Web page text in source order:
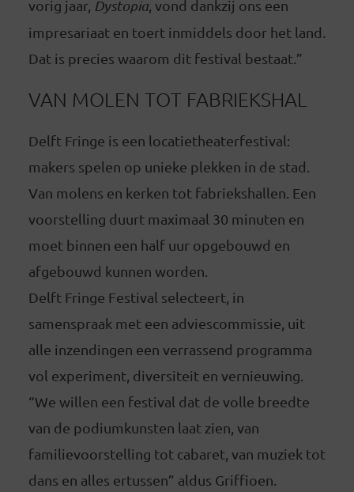
vorig jaar, Dystopia, vond dankzij ons een
impresariaat en toert inmiddels door het land.
Dat is precies waarom dit festival bestaat.”
VAN MOLEN TOT FABRIEKSHAL
Delft Fringe is een locatietheaterfestival:
makers spelen op unieke plekken in de stad.
Van molens en kerken tot fabriekshallen. Een
voorstelling duurt maximaal 30 minuten en
moet binnen een half uur opgebouwd en
afgebouwd kunnen worden.
Delft Fringe Festival selecteert, in
samenspraak met een adviescommissie, uit
alle inzendingen een verrassend programma
vol experiment, diversiteit en vernieuwing.
“We willen een festival dat de volle breedte
van de podiumkunsten laat zien, van
familievoorstelling tot cabaret, van muziek tot
dans en alles ertussen” aldus Griffioen.